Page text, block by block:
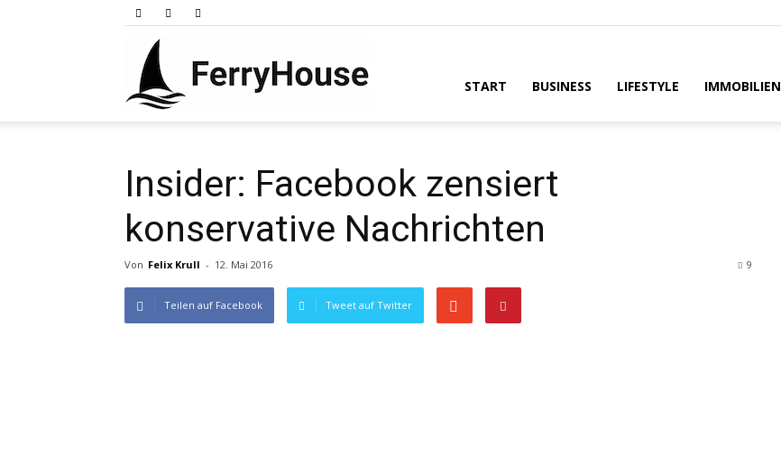
START BUSINESS LIFESTYLE IMMOBILIEN
Insider: Facebook zensiert
konservative Nachrichten
Von Felix Krull - 12. Mai 2016 9
Teilen auf Facebook Tweet auf Twitter